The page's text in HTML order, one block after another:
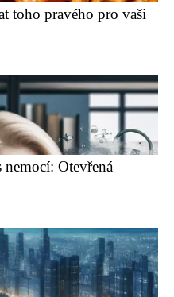
toho pravého pro vaši
Otevřená